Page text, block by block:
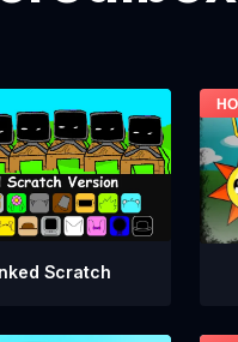
Scratch